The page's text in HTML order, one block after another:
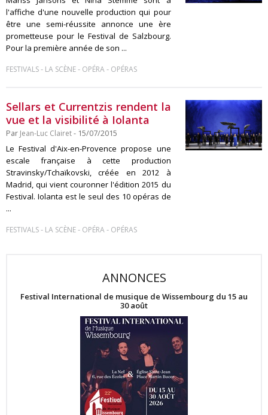
l'affiche d'une nouvelle production qui pour
être une semi-réussite annonce une ère
prometteuse pour le Festival de Salzbourg.
Pour la première année de son ...
FESTIVALS- LA SCÈNE- OPÉRA- OPÉRAS
Sellars et Currentzis rendent la
vue et la visibilité à Iolanta
Par Jean-Luc Clairet- 15/07/2015
Le Festival d'Aix-en-Provence propose une
escale française à cette production
Stravinsky/Tchaïkovski, créée en 2012 à
Madrid, qui vient couronner l'édition 2015 du
Festival. Iolanta est le seul des 10 opéras de
...
FESTIVALS- LA SCÈNE- OPÉRA- OPÉRAS
ANNONCES
Festival International de musique de Wissembourg du 15 au
30 août